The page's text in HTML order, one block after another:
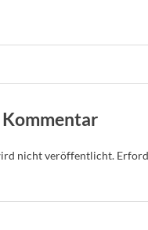
Kommentar
nicht veröffentlicht.